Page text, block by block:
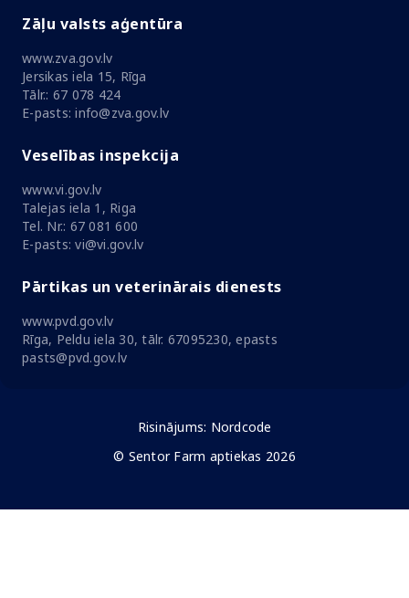
Zāļu valsts aģentūra
www.zva.gov.lv
Jersikas iela 15, Rīga
Tālr.: 67 078 424
E-pasts: info@zva.gov.lv
Veselības inspekcija
www.vi.gov.lv
Talejas iela 1, Riga
Tel. Nr.: 67 081 600
E-pasts: vi@vi.gov.lv
Pārtikas un veterinārais dienests
www.pvd.gov.lv
Rīga, Peldu iela 30, tālr. 67095230, epasts
pasts@pvd.gov.lv
Risinājums: Nordcode
© Sentor Farm aptiekas 2026